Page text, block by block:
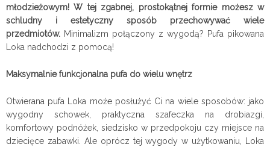
młodzieżowym! W tej zgabnej, prostokątnej formie możesz w
schludny i estetyczny sposób przechowywać wiele
przedmiotów. Minimalizm połączony z wygodą? Pufa pikowana
Loka nadchodzi z pomocą!
Maksymalnie funkcjonalna pufa do wielu wnętrz
Otwierana pufa Loka może posłużyć Ci na wiele sposobów: jako
wygodny schowek, praktyczna szafeczka na drobiazgi,
komfortowy podnóżek, siedzisko w przedpokoju czy miejsce na
dziecięce zabawki. Ale oprócz tej wygody w użytkowaniu, Loka